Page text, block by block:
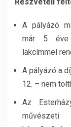
A pályázó
már 5 éve
lakcímmel
A pályázó a
12. – nem
Az